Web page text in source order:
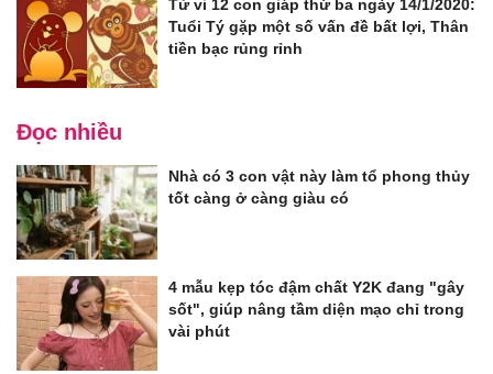
Tử vi 12 con giáp thứ ba ngày 14/1/2020:
Tuổi Tý gặp một số vấn đề bất lợi, Thân
tiền bạc rủng rỉnh
Đọc nhiều
Nhà có 3 con vật này làm tổ phong thủy
tốt càng ở càng giàu có
4 mẫu kẹp tóc đậm chất Y2K đang "gây
sốt", giúp nâng tầm diện mạo chỉ trong
vài phút